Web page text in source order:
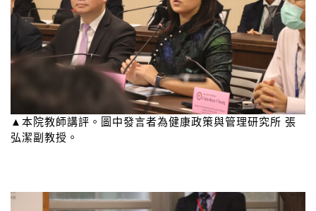
▲本院教師講評。圖中發言者為健康政策與管理研究所 張
弘潔副教授。